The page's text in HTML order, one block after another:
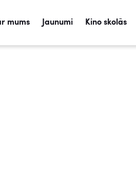
mums Jaunumi Kino skolās